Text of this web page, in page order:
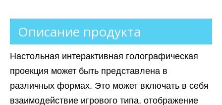
Описание продукта
Настольная интерактивная голографическая
проекция может быть представлена ​​в
различных формах. Это может включать в себя
взаимодействие игрового типа, отображение